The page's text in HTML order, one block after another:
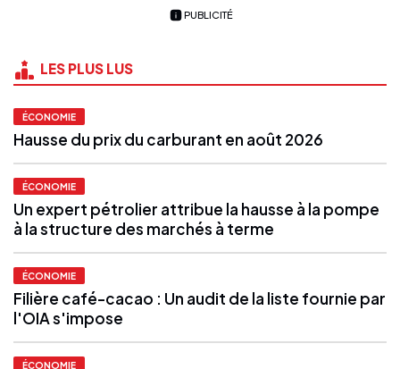
PUBLICITÉ
LES PLUS LUS
ÉCONOMIE
Hausse du prix du carburant en août 2026
ÉCONOMIE
Un expert pétrolier attribue la hausse à la pompe
à la structure des marchés à terme
ÉCONOMIE
Filière café-cacao : Un audit de la liste fournie par
l'OIA s'impose
ÉCONOMIE